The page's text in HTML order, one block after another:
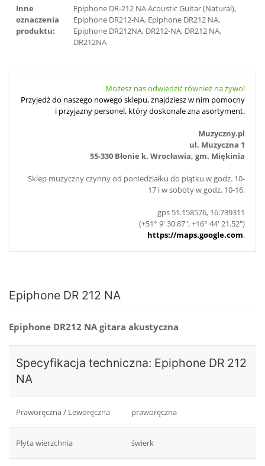
Inne
oznaczenia
produktu:
Epiphone DR-212 NA Acoustic Guitar (Natural),
Epiphone DR212-NA, Epiphone DR212 NA,
Epiphone DR212NA, DR212-NA, DR212 NA,
DR212NA
Możesz nas odwiedzić również na żywo!
Przyjedź do naszego nowego sklepu, znajdziesz w nim pomocny
i przyjazny personel, który doskonale zna asortyment.
Muzyczny.pl
ul. Muzyczna 1
55-330 Błonie k. Wrocławia, gm. Miękinia
Sklep muzyczny czynny od poniedziałku do piątku w godz. 10-
17 i w soboty w godz. 10-16.
gps 51.158576, 16.739311
(+51° 9' 30.87", +16° 44' 21.52")
https://maps.google.com.
Epiphone DR 212 NA
Epiphone DR212 NA gitara akustyczna
Specyfikacja techniczna: Epiphone DR 212
NA
Praworęczna / Leworęczna praworęczna
Płyta wierzchnia świerk